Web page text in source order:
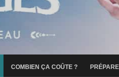
COMBIEN ÇA COÛTE ?